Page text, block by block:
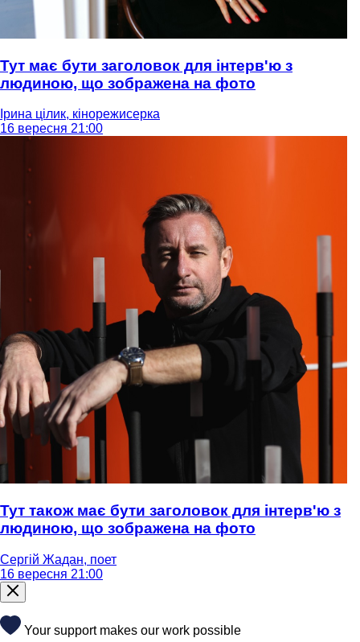
Тут має бути заголовок для інтерв'ю з
людиною, що зображена на фото
Ірина цілик, кінорежисерка
16 вересня 21:00
Тут також має бути заголовок для інтерв'ю з
людиною, що зображена на фото
Сергій Жадан, поет
16 вересня 21:00
Your support makes our work possible